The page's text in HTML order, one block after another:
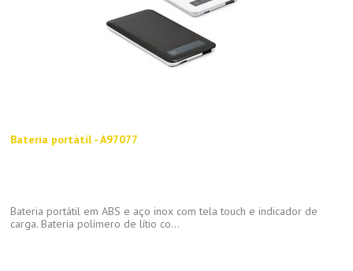
Bateria portátil - A97077
Bateria portátil em ABS e aço inox com tela touch e indicador de
carga. Bateria polímero de lítio co...